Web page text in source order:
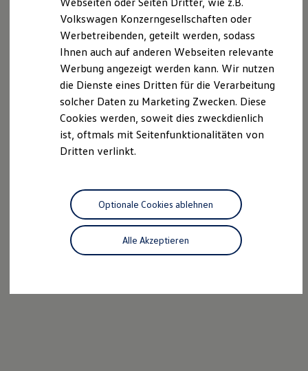
Bidirektionales Laden
Förderung & Kosten der Elektrofahrzeuge
Fördermöglichkeiten für Privatkunden
Kostensimulator
Autonomes Fahren
Mehr zum ID. Buzz
California Welt
California Club
California Magazin & Ratgeber
California Reisen & Erlebnisse
California App
California Lifestyle & Zubehör
Übernachten im California
Unternehmen
Karriere im Autohaus
Volkswagen Konzerngesellschaften oder
Werbetreibenden, geteilt werden, sodass
Ihnen auch auf anderen Webseiten relevante
Werbung angezeigt werden kann. Wir nutzen
die Dienste eines Dritten für die Verarbeitung
solcher Daten zu Marketing Zwecken. Diese
Cookies werden, soweit dies zweckdienlich
ist, oftmals mit Seitenfunktionalitäten von
Dritten verlinkt.
Alle Akzeptieren
Optionale Cookies ablehnen